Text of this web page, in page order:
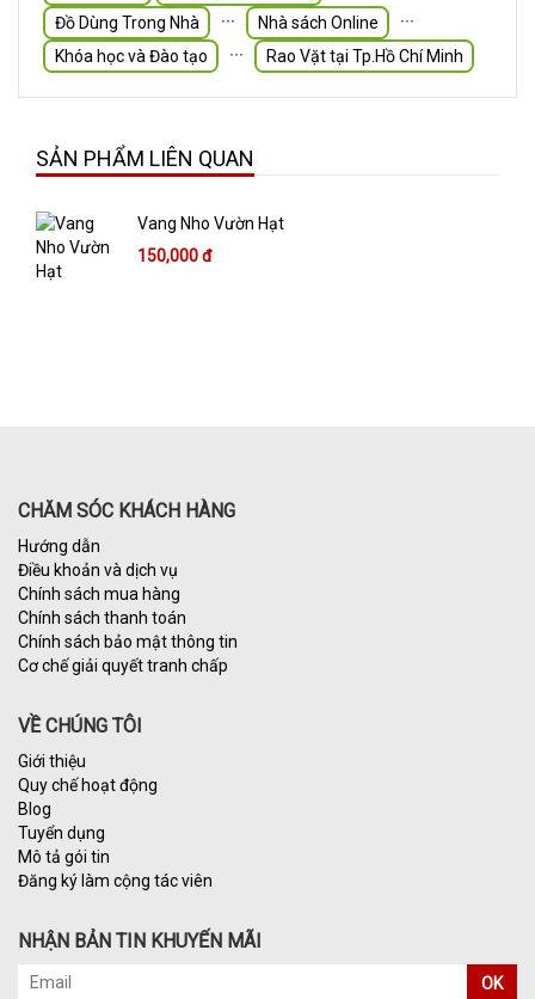
Đồ Dùng Trong Nhà
∙∙∙ Nhà sách Online
∙∙∙
Khóa học và Đào tạo
∙∙∙ Rao Vặt tại Tp.Hồ Chí Minh
SẢN PHẨM LIÊN QUAN
Vang Nho Vườn Hạt
150,000 đ
CHĂM SÓC KHÁCH HÀNG
Hướng dẫn
Điều khoản và dịch vụ
Chính sách mua hàng
Chính sách thanh toán
Chính sách bảo mật thông tin
Cơ chế giải quyết tranh chấp
VỀ CHÚNG TÔI
Giới thiệu
Quy chế hoạt động
Blog
Tuyển dụng
Mô tả gói tin
Đăng ký làm cộng tác viên
NHẬN BẢN TIN KHUYẾN MÃI
OK